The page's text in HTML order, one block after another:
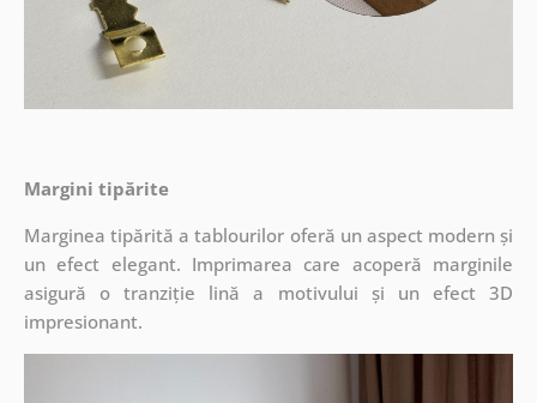
Margini tipărite
Marginea tipărită a tablourilor oferă un aspect modern și
un efect elegant. Imprimarea care acoperă marginile
asigură o tranziție lină a motivului și un efect 3D
impresionant.